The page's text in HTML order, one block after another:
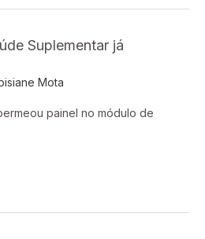
Suplementar já
Mota
painel no módulo de